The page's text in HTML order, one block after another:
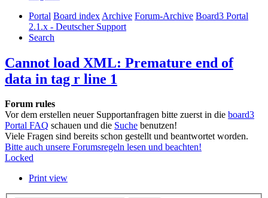
Portal Board index Archive Forum-Archive Board3 Portal
2.1.x - Deutscher Support
Search
Cannot load XML: Premature end of
data in tag r line 1
Forum rules
Vor dem erstellen neuer Supportanfragen bitte zuerst in die board3
Portal FAQ schauen und die Suche benutzen!
Viele Fragen sind bereits schon gestellt und beantwortet worden.
Bitte auch unsere Forumsregeln lesen und beachten!
Locked
Print view